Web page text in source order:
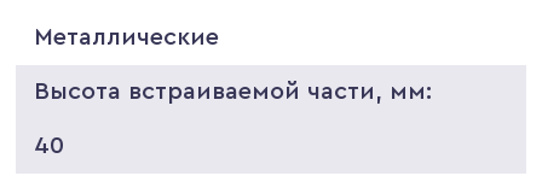
Металлические
Высота встраиваемой части, мм:
40